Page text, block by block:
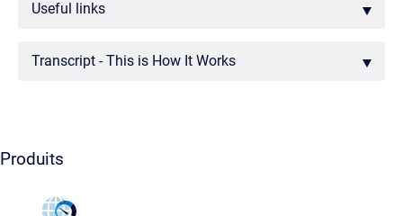
Useful links
Transcript - This is How It Works
Produits